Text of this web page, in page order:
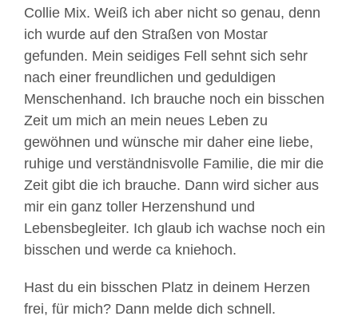
Collie Mix. Weiß ich aber nicht so genau, denn
ich wurde auf den Straßen von Mostar
gefunden. Mein seidiges Fell sehnt sich sehr
nach einer freundlichen und geduldigen
Menschenhand. Ich brauche noch ein bisschen
Zeit um mich an mein neues Leben zu
gewöhnen und wünsche mir daher eine liebe,
ruhige und verständnisvolle Familie, die mir die
Zeit gibt die ich brauche. Dann wird sicher aus
mir ein ganz toller Herzenshund und
Lebensbegleiter. Ich glaub ich wachse noch ein
bisschen und werde ca kniehoch.
Hast du ein bisschen Platz in deinem Herzen
frei, für mich? Dann melde dich schnell.